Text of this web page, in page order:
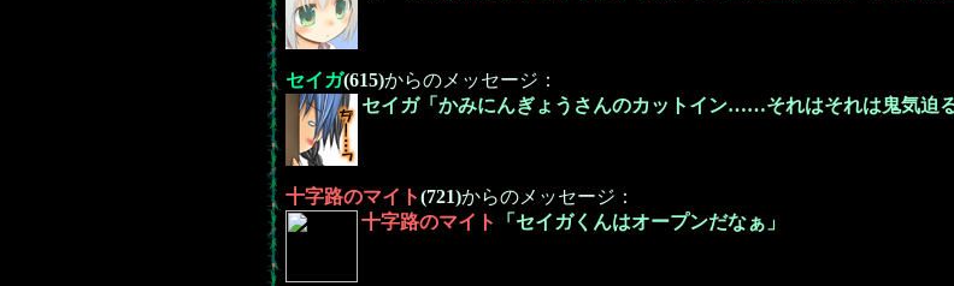
セイガ(615)からのメッセージ：
セイガ「かみにんぎょうさんのカットイン……それはそれは鬼気迫
十字路のマイト(721)からのメッセージ：
十字路のマイト 「セイガくんはオープンだなぁ」